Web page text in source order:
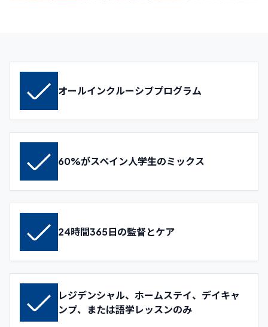
オールインクルーシブプログラム
60%がスペイン人学生のミックス
24時間365日の監督とケア
レジデンシャル、ホームステイ、デイキャ
ンプ、または語学レッスンのみ